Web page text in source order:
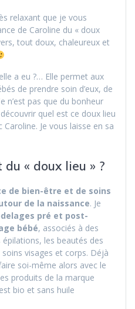
relaxant que je vous
de Caroline du « doux
tout doux, chaleureux et
a eu ?… Elle permet aux
de prendre soin d’eux, de
n’est pas que du bonheur
quel est ce doux lieu
Je vous laisse en sa
« doux lieu » ?
de bien-être et de soins
de la naissance. Je
pré et post-
bébé, associés à des
les beautés des
visages et corps. Déjà
soi-même alors avec le
produits de la marque
bio et sans huile